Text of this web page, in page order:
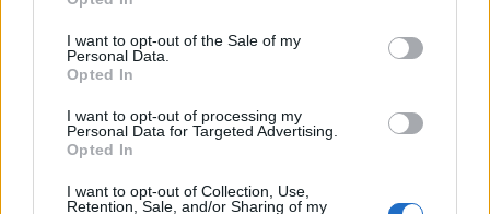
use your data for below specified purposes in below Google
consent section.
I want to opt-out of the Sale of my
Personal Data.
Opted In
I want to opt-out of processing my
Personal Data for Targeted Advertising.
Opted In
I want to opt-out of Collection, Use,
Retention, Sale, and/or Sharing of my
ΑΣΕΠ: Εξ αποστάσεως η πιο Εύκολη
Πιστοποίηση Υπολογιστών σε 2